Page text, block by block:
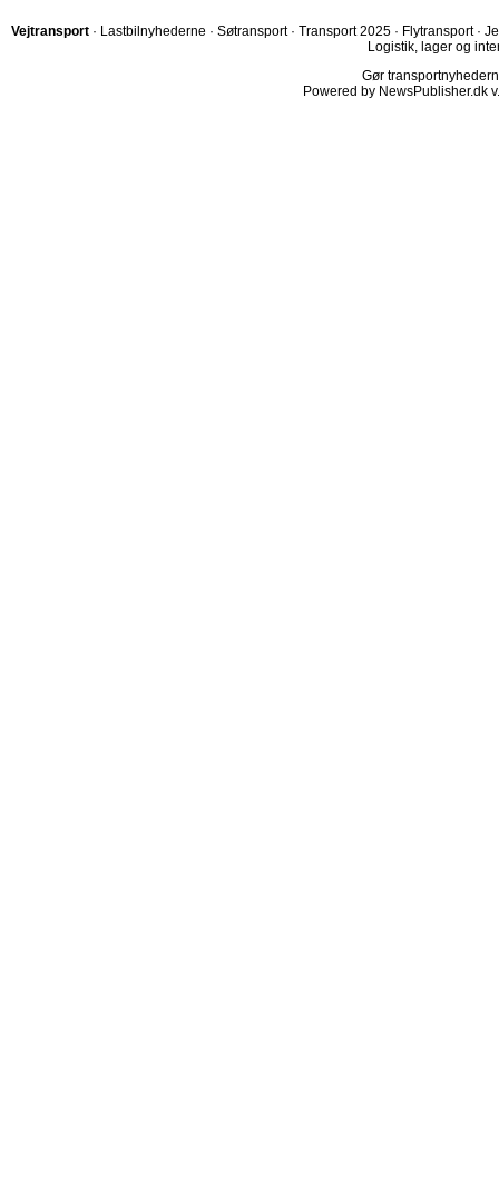
Vejtransport · Lastbilnyhederne · Søtransport · Transport 2025 · Flytransport ·
Logistik, lager og
Gør
Powered by NewsPublisher.dk